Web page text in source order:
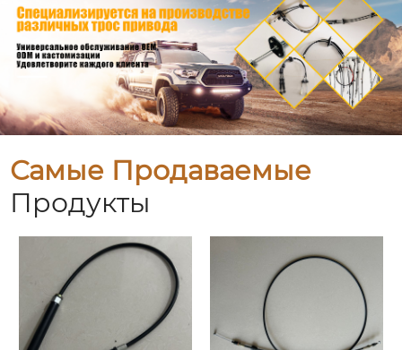
Самые Продаваемые
Продукты